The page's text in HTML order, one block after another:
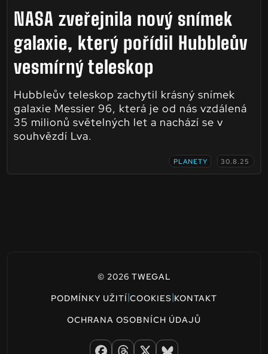
NASA zveřejnila nový snímek
galaxie, který pořídil Hubbleův
vesmírný teleskop
Hubbleův teleskop zachytil krásný snímek
galaxie Messier 96, která je od nás vzdálená
35 milionů světelných let a nachází se v
souhvězdí Lva.
PLANETY 30.8.25
© 2026 TWEGAL
PODMÍNKY UŽITÍ|COOKIES|KONTAKT
OCHRANA OSOBNÍCH ÚDAJŮ